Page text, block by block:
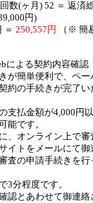
数(ヶ月) 52 ＝ 返済
円)
＝ 250,557円
（※ 簡
による契約内容確認
が簡単便利で、ペー
約の手続きが完了い
支払金額が4,000円
能です。
、オンライン上で審
イトをメールにて御
査の申請手続きを行
3分程度です。
認とあわせて御連絡